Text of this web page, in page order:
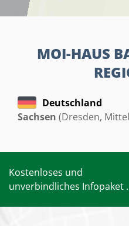
MOI-HAUS
Deutschland
Sachsen (Dresden,
Kostenloses und
unverbindliches Infopaket